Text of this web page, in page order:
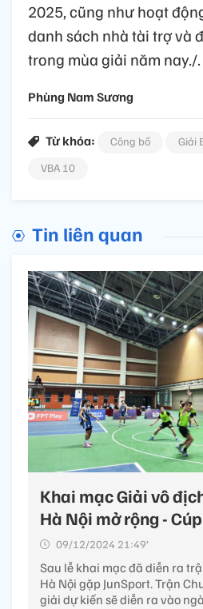
2025, cũng như hoạt
danh sách nhà tài trợ và
trong mùa giải năm nay./.
Phùng Nam Sương
Từ khóa: Công bố
Giải
VBA 10
Tin liên quan
Khai mạc Giải vô
Hà Nội mở rộng -
09/12/2024 21:49’
Sau lễ khai mạc đã diễn ra
Hà Nội gặp JunSport. Trận
giải dự kiến sẽ diễn ra vào